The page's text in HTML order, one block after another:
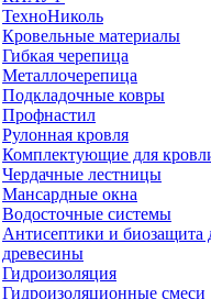
ТехноНиколь
Кровельные материалы
Гибкая черепица
Металлочерепица
Подкладочные ковры
Профнастил
Рулонная кровля
Комплектующие для
Чердачные лестницы
Мансардные окна
Водосточные системы
Антисептики и биозащита
древесины
Гидроизоляция
Гидроизоляционные смеси